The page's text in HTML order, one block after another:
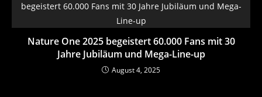
Nature One 2025 begeistert 60.000 Fans mit 30
Jahre Jubiläum und Mega-Line-up
August 4, 2025